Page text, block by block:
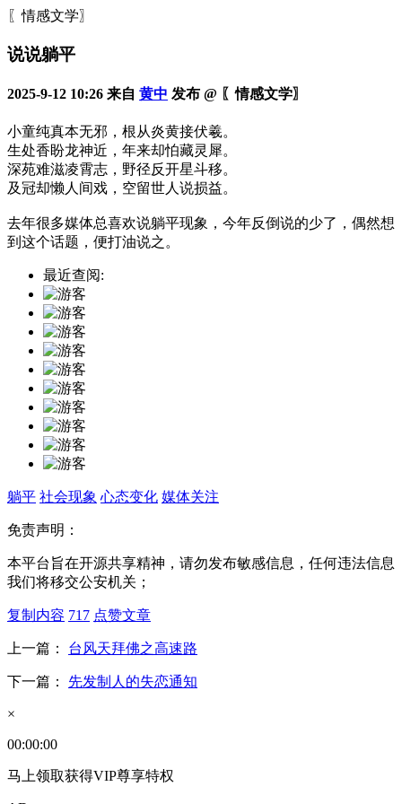
〖情感文学〗
说说躺平
2025-9-12 10:26 来自 黄中 发布 @ 〖情感文学〗
小童纯真本无邪，根从炎黄接伏羲。
生处香盼龙神近，年来却怕藏灵犀。
深苑难滋凌霄志，野径反开星斗移。
及冠却懒人间戏，空留世人说损益。
去年很多媒体总喜欢说躺平现象，今年反倒说的少了，偶然想
到这个话题，便打油说之。
最近查阅:
躺平 社会现象 心态变化 媒体关注
免责声明：
本平台旨在开源共享精神，请勿发布敏感信息，任何违法信息
我们将移交公安机关；
复制内容 717 点赞文章
上一篇： 台风天拜佛之高速路
下一篇： 先发制人的失恋通知
×
00:00:00
马上领取获得VIP尊享特权